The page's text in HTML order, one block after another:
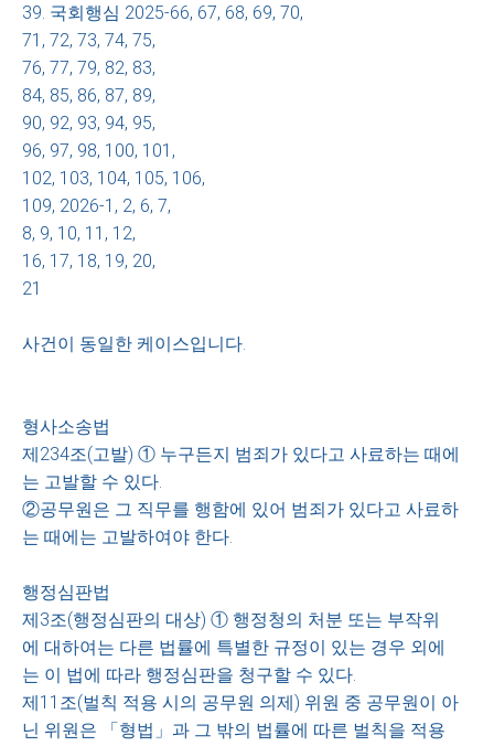
39. 국회행심 2025-66, 67, 68, 69, 70,
71, 72, 73, 74, 75,
76, 77, 79, 82, 83,
84, 85, 86, 87, 89,
90, 92, 93, 94, 95,
96, 97, 98, 100, 101,
102, 103, 104, 105, 106,
109, 2026-1, 2, 6, 7,
8, 9, 10, 11, 12,
16, 17, 18, 19, 20,
21
사건이 동일한 케이스입니다.
형사소송법
제234조(고발) ① 누구든지 범죄가 있다고 사료하는 때에
는 고발할 수 있다.
②공무원은 그 직무를 행함에 있어 범죄가 있다고 사료하
는 때에는 고발하여야 한다.
행정심판법
제3조(행정심판의 대상) ① 행정청의 처분 또는 부작위
에 대하여는 다른 법률에 특별한 규정이 있는 경우 외에
는 이 법에 따라 행정심판을 청구할 수 있다.
제11조(벌칙 적용 시의 공무원 의제) 위원 중 공무원이 아
닌 위원은 「형법」과 그 밖의 법률에 따른 벌칙을 적용